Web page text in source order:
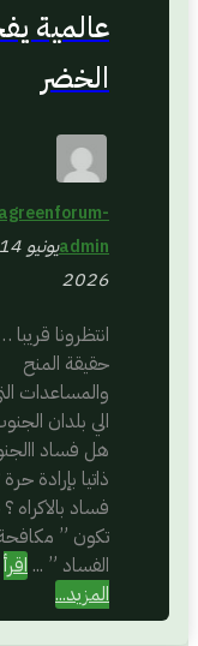
عالمية
الخضر
admin
2026
انتظرونا
حقيقة المنح
والمساعدات
الي بلدان
هل فساد
ذاتيا بإرادة
فساد بالاكراه
تكون ”
الفساد ” ... اقرأ
المزيد...